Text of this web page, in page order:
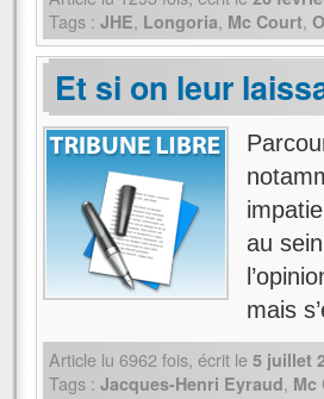
Tags : JHE, Longoria, Mc Court,
Et si on leur
au
mais
Article lu 6962 fois, écrit le 5 juillet
Tags : Jacques-Henri Eyraud, Mc